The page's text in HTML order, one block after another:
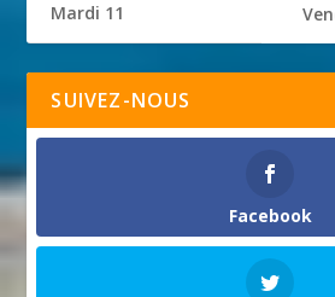
Mardi 11
SUIVEZ-NOUS
Facebook